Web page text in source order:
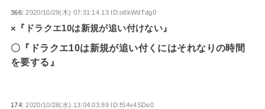
366:2020/10/29(木) 07:31:14.13 ID:o8kWdTdg0
×『ドラクエ10は新規が追い付けない』
〇『ドラクエ10は新規が追い付くにはそれなりの時間
を要する』
174:2020/10/28(水) 13:04:03.89 ID:fS4v4SDo0